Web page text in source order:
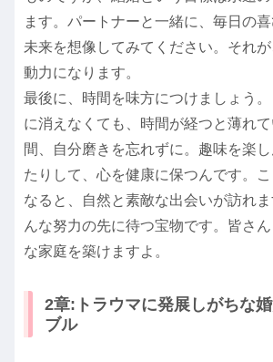
ます。パートナーと一緒に、毎日の
未来を想像してみてください。それ
動力になります。
最後に、時間を味方につけましょう
に消えなくても、時間が経つと薄れ
間、自分磨きを忘れずに。趣味を楽
たりして、心を健康に保つんです。
なると、自然と素敵な出会いが訪れ
んな努力の先に待つ宝物です。皆さ
な家庭を築けますよ。
2章:トラウマに発展しがちな
ブル